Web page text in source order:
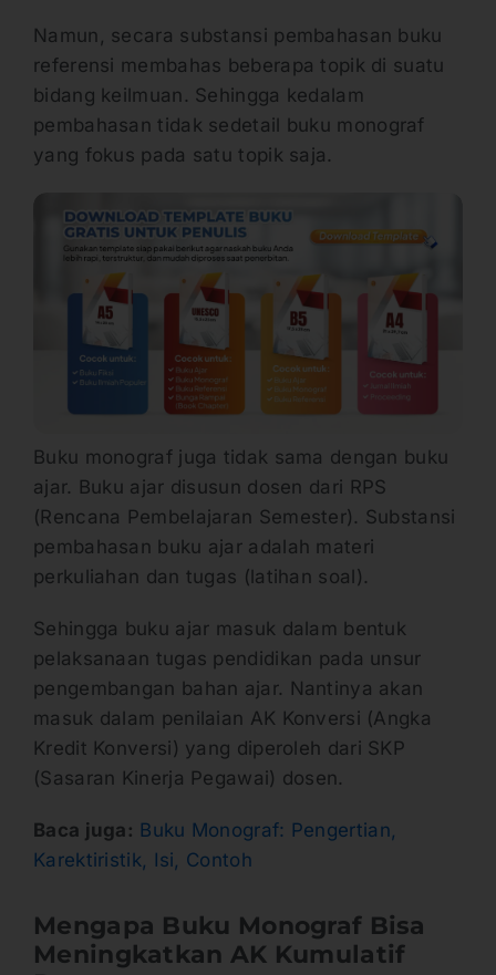
Namun, secara substansi pembahasan buku
referensi membahas beberapa topik di suatu
bidang keilmuan. Sehingga kedalam
pembahasan tidak sedetail buku monograf
yang fokus pada satu topik saja.
Buku monograf juga tidak sama dengan buku
ajar. Buku ajar disusun dosen dari RPS
(Rencana Pembelajaran Semester). Substansi
pembahasan buku ajar adalah materi
perkuliahan dan tugas (latihan soal).
Sehingga buku ajar masuk dalam bentuk
pelaksanaan tugas pendidikan pada unsur
pengembangan bahan ajar. Nantinya akan
masuk dalam penilaian AK Konversi (Angka
Kredit Konversi) yang diperoleh dari SKP
(Sasaran Kinerja Pegawai) dosen.
Baca juga: Buku Monograf: Pengertian,
Karektiristik, Isi, Contoh
Mengapa Buku Monograf Bisa
Meningkatkan AK Kumulatif